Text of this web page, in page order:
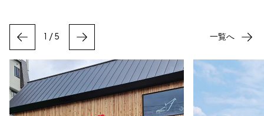
/5
NEXT
一覧へ